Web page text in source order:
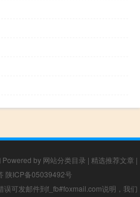
Powered by 网站分类目录 | 精选推荐文章 |
陕ICP备05039492号
可发邮件到f_fb#foxmail.com说明，我们